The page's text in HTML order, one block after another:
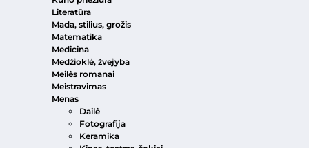
Literatūra
Mada, stilius, grožis
Matematika
Medicina
Medžioklė, žvejyba
Meilės romanai
Meistravimas
Menas
Dailė
Fotografija
Keramika